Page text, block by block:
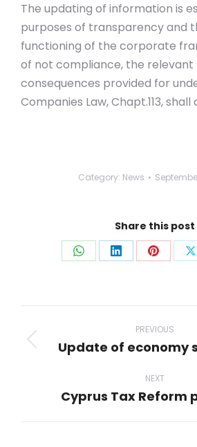
The updating of information is
purposes of transparency and
functioning of the corporate
of not compliance, the relevant
consequences provided for
Companies Law, Chapt.113, shall
Category: News
Share this post
Share Share Share
navigation
PREVIOUS
Update of economy
NEXT
Next
Cyprus Tax Reform